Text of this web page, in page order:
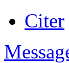
Citer